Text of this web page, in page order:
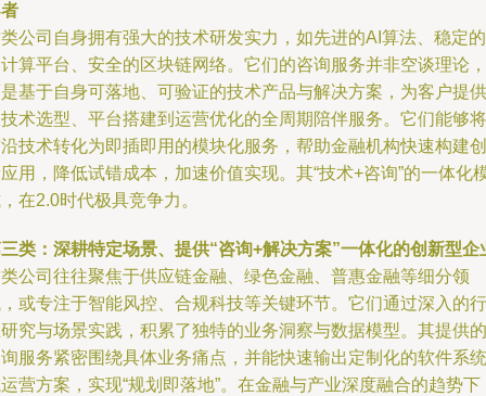
公司自身拥有强大的技术研发实力，如先进的AI算法、稳定的
算平台、安全的区块链网络。它们的咨询服务并非空谈理论，
基于自身可落地、可验证的技术产品与解决方案，为客户提供
术选型、平台搭建到运营优化的全周期陪伴服务。它们能够将
技术转化为即插即用的模块化服务，帮助金融机构快速构建创
用，降低试错成本，加速价值实现。其“技术+咨询”的一体化
在2.0时代极具竞争力。
类：深耕特定场景、提供“咨询+解决方案”一体化的创新型企
公司往往聚焦于供应链金融、绿色金融、普惠金融等细分领
或专注于智能风控、合规科技等关键环节。它们通过深入的行
究与场景实践，积累了独特的业务洞察与数据模型。其提供的
服务紧密围绕具体业务痛点，并能快速输出定制化的软件系统
营方案，实现“规划即落地”。在金融与产业深度融合的趋势下